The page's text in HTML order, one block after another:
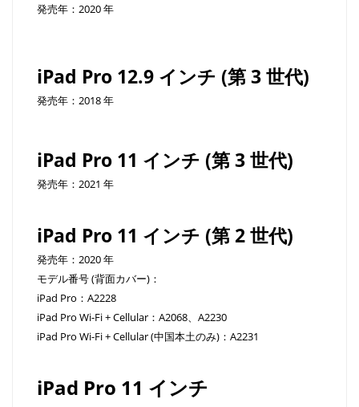
発売年：2020 年
iPad Pro 12.9 インチ (第 3 世代)
発売年：2018 年
iPad Pro 11 インチ (第 3 世代)
発売年：2021 年
iPad Pro 11 インチ (第 2 世代)
発売年：2020 年
モデル番号 (背面カバー)：
iPad Pro：A2228
iPad Pro Wi-Fi + Cellular：A2068、A2230
iPad Pro Wi-Fi + Cellular (中国本土のみ)：A2231
iPad Pro 11 インチ